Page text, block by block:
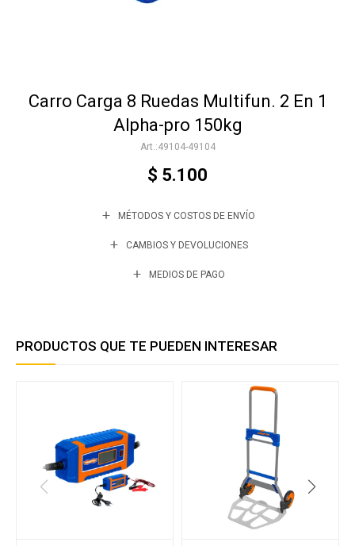
Carro Carga 8 Ruedas Multifun. 2 En 1
Alpha-pro 150kg
49104-49104
$ 5.100
MÉTODOS Y COSTOS DE ENVÍO
CAMBIOS Y DEVOLUCIONES
MEDIOS DE PAGO
PRODUCTOS QUE TE PUEDEN INTERESAR
Varios
Trabaja con nosotros